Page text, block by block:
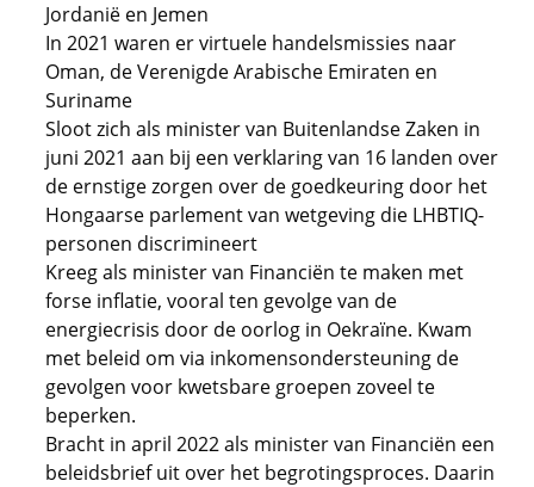
Jordanië en Jemen
In 2021 waren er virtuele handelsmissies naar
Oman, de Verenigde Arabische Emiraten en
Suriname
Sloot zich als minister van Buitenlandse Zaken in
juni 2021 aan bij een verklaring van 16 landen over
de ernstige zorgen over de goedkeuring door het
Hongaarse parlement van wetgeving die LHBTIQ-
personen discrimineert
Kreeg als minister van Financiën te maken met
forse inflatie, vooral ten gevolge van de
energiecrisis door de oorlog in Oekraïne. Kwam
met beleid om via inkomensondersteuning de
gevolgen voor kwetsbare groepen zoveel te
beperken.
Bracht in april 2022 als minister van Financiën een
beleidsbrief uit over het begrotingsproces. Daarin